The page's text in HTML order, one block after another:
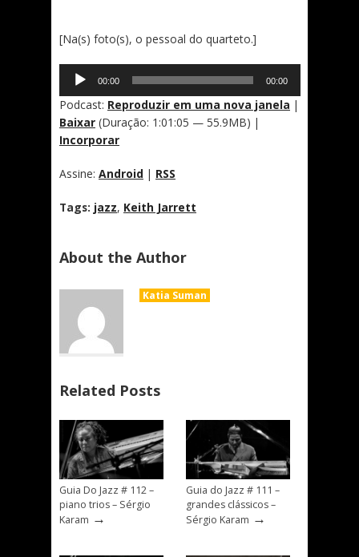
[Na(s) foto(s), o pessoal do quarteto.]
Tocador
áudio
00:00 00:00
Podcast: Reproduzir em uma nova janela |
Baixar (Duração: 1:01:05 — 55.9MB) |
Incorporar
Assine: Android | RSS
Tags: jazz, Keith Jarrett
About the Author
Katia Suman
Related Posts
Guia Do Jazz # 112 –
piano trios – Sérgio
Karam →
Guia do Jazz # 111 –
grandes clássicos –
Sérgio Karam →